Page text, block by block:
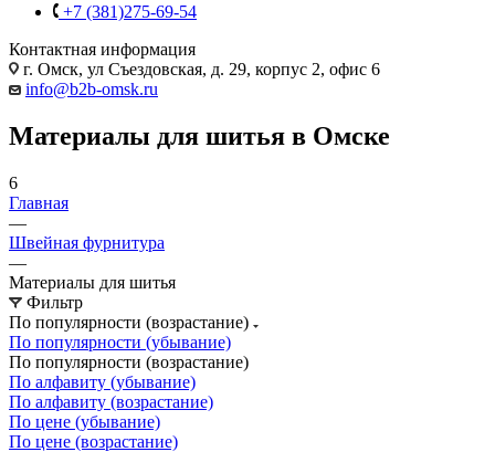
+7 (381)275-69-54
Контактная информация
г. Омск, ул Съездовская, д. 29, корпус 2, офис 6
info@b2b-omsk.ru
Материалы для шитья в Омске
6
Главная
—
Швейная фурнитура
—
Материалы для шитья
Фильтр
По популярности (возрастание)
По популярности (убывание)
По популярности (возрастание)
По алфавиту (убывание)
По алфавиту (возрастание)
По цене (убывание)
По цене (возрастание)